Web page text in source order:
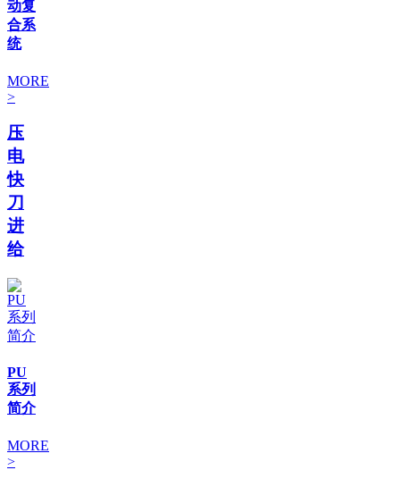
动复
合系
统
MORE
>
压
电
快
刀
进
给
PU
系列
简介
MORE
>